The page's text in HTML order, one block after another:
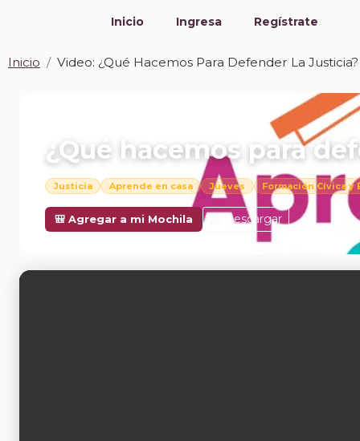
Inicio Ingresa Regístrate
Inicio Video: ¿Qué Hacemos Para Defender La Justicia?
¿Qué hacemos para
Justicia Aprende en casa Jueves Formación Cívica y
🎒 Agregar a mi Mochila Descargar